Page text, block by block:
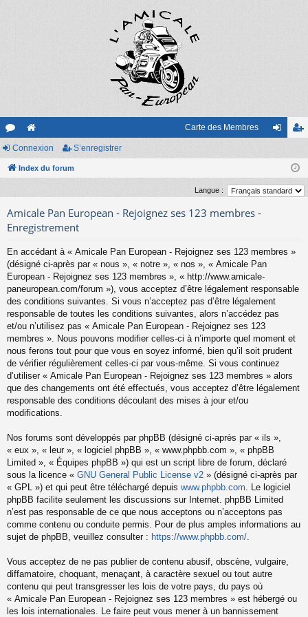
or
u
s
e
sit
Carte des Membres
xi
nr
eg
Connexion S’enregistrer
Index du forum
Langue :
Amicale Pan European - Rejoignez ses 123 membres -
Enregistrement
En accédant à « Amicale Pan European - Rejoignez ses 123 membres »
(désigné ci-après par « nous », « notre », « nos », « Amicale Pan
European - Rejoignez ses 123 membres », « http://www.amicale-
paneuropean.com/forum »), vous acceptez d’être légalement responsable
des conditions suivantes. Si vous n’acceptez pas d’être légalement
responsable de toutes les conditions suivantes, alors n’accédez pas
et/ou n’utilisez pas « Amicale Pan European - Rejoignez ses 123
membres ». Nous pouvons modifier celles-ci à n’importe quel moment et
nous ferons tout pour que vous en soyez informé, bien qu’il soit prudent
de vérifier régulièrement celles-ci par vous-même. Si vous continuez
d’utiliser « Amicale Pan European - Rejoignez ses 123 membres » alors
que des changements ont été effectués, vous acceptez d’être légalement
responsable des conditions découlant des mises à jour et/ou
modifications.
Nos forums sont développés par phpBB (désigné ci-après par « ils »,
« eux », « leur », « logiciel phpBB », « www.phpbb.com », « phpBB
Limited », « Équipes phpBB ») qui est un script libre de forum, déclaré
sous la licence « GNU General Public License v2 » (désigné ci-après par
« GPL ») et qui peut être téléchargé depuis www.phpbb.com . Le logiciel
phpBB facilite seulement les discussions sur Internet. phpBB Limited
n’est pas responsable de ce que nous acceptons ou n’acceptons pas
comme contenu ou conduite permis. Pour de plus amples informations au
sujet de phpBB, veuillez consulter : https://www.phpbb.com/
Vous acceptez de ne pas publier de contenu abusif, obscène, vulgaire,
diffamatoire, choquant, menaçant, à caractère sexuel ou tout autre
contenu qui peut transgresser les lois de votre pays, du pays où
« Amicale Pan European - Rejoignez ses 123 membres » est hébergé ou
les lois internationales. Le faire peut vous mener à un bannissement